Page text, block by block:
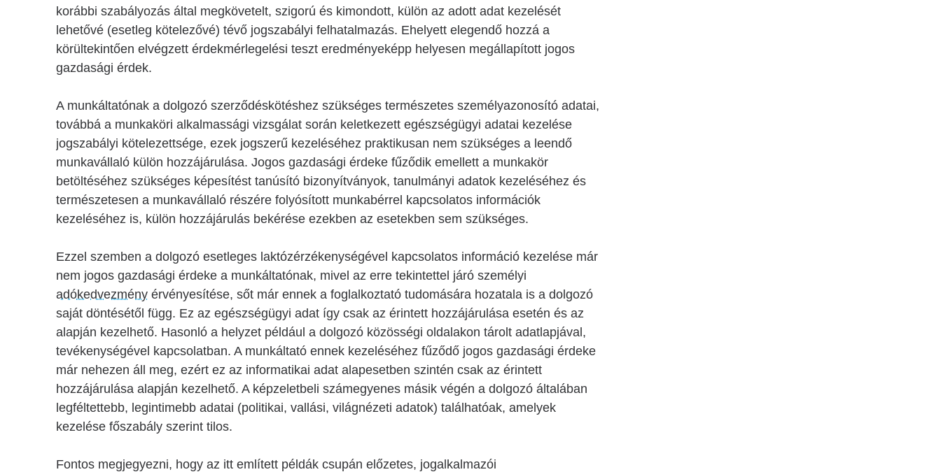
korábbi szabályozás által megkövetelt, szigorú és kimondott, külön az adott adat kezelését
lehetővé (esetleg kötelezővé) tévő jogszabályi felhatalmazás. Ehelyett elegendő hozzá a
körültekintően elvégzett érdekmérlegelési teszt eredményeképp helyesen megállapított jogos
gazdasági érdek.
A munkáltatónak a dolgozó szerződéskötéshez szükséges természetes személyazonosító adatai,
továbbá a munkaköri alkalmassági vizsgálat során keletkezett egészségügyi adatai kezelése
jogszabályi kötelezettsége, ezek jogszerű kezeléséhez praktikusan nem szükséges a leendő
munkavállaló külön hozzájárulása. Jogos gazdasági érdeke fűződik emellett a munkakör
betöltéséhez szükséges képesítést tanúsító bizonyítványok, tanulmányi adatok kezeléséhez és
természetesen a munkavállaló részére folyósított munkabérrel kapcsolatos információk
kezeléséhez is, külön hozzájárulás bekérése ezekben az esetekben sem szükséges.
Ezzel szemben a dolgozó esetleges laktózérzékenységével kapcsolatos információ kezelése már
nem jogos gazdasági érdeke a munkáltatónak, mivel az erre tekintettel járó személyi
adókedvezmény érvényesítése, sőt már ennek a foglalkoztató tudomására hozatala is a dolgozó
saját döntésétől függ. Ez az egészségügyi adat így csak az érintett hozzájárulása esetén és az
alapján kezelhető. Hasonló a helyzet például a dolgozó közösségi oldalakon tárolt adatlapjával,
tevékenységével kapcsolatban. A munkáltató ennek kezeléséhez fűződő jogos gazdasági érdeke
már nehezen áll meg, ezért ez az informatikai adat alapesetben szintén csak az érintett
hozzájárulása alapján kezelhető. A képzeletbeli számegyenes másik végén a dolgozó általában
legféltettebb, legintimebb adatai (politikai, vallási, világnézeti adatok) találhatóak, amelyek
kezelése főszabály szerint tilos.
Fontos megjegyezni, hogy az itt említett példák csupán előzetes, jogalkalmazói